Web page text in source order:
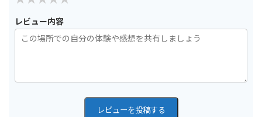
レビュー内容
レビューを投稿する